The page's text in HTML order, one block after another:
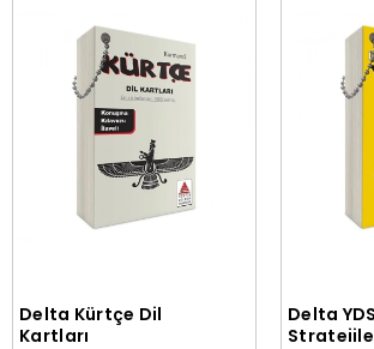
Sepete Ekle
Delta Kürtçe Dil
Kartları
Delta YDS